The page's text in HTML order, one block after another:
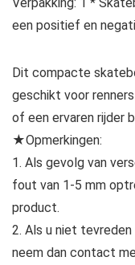
een positief en
Dit compacte
geschikt voor
of een ervaren rijder
★Opmerkingen:
1. Als gevolg van
fout van 1-5 mm
product.
2. Als u niet
neem dan contact